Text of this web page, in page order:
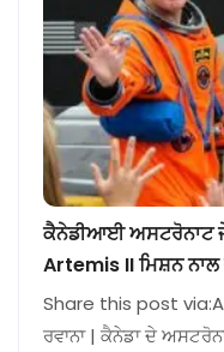
ਕੈਨੇਡੀਆਈ ਅਸਟਰੋਨਾਟ
Artemis II ਮਿਸ਼ਨ ਨਾਲ
Share this post
ਰਵਾਨਾ | ਕੈਨੇਡਾ ਦੇ